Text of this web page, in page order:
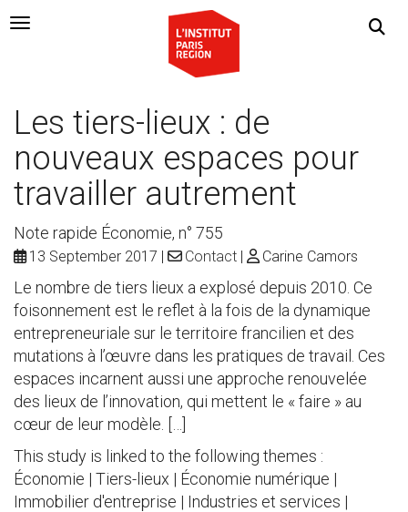
Navigation Toggle
Les tiers-lieux : de
nouveaux espaces pour
travailler autrement
Note rapide Économie, n° 755
13 September 2017 Contact Carine Camors
Le nombre de tiers lieux a explosé depuis 2010. Ce
foisonnement est le reflet à la fois de la dynamique
entrepreneuriale sur le territoire francilien et des
mutations à l’œuvre dans les pratiques de travail. Ces
espaces incarnent aussi une approche renouvelée
des lieux de l’innovation, qui mettent le « faire » au
cœur de leur modèle. […]
This study is linked to the following themes :
Économie | Tiers-lieux | Économie numérique |
Immobilier d'entreprise | Industries et services |